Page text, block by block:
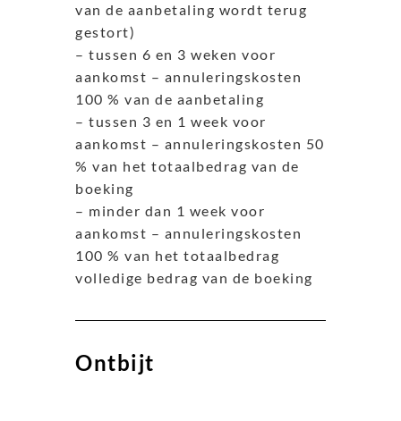
van de aanbetaling wordt terug
gestort)
– tussen 6 en 3 weken voor
aankomst – annuleringskosten
100 % van de aanbetaling
– tussen 3 en 1 week voor
aankomst – annuleringskosten 50
% van het totaalbedrag van de
boeking
– minder dan 1 week voor
aankomst – annuleringskosten
100 % van het totaalbedrag
volledige bedrag van de boeking
Ontbijt